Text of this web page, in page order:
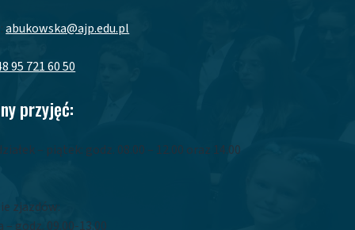
abukowska@ajp.edu.pl
95 721 60 50
przyjęć:
– piątek: godz. 08.00 – 12.00 oraz 14.00
zjazdów:
– godz. 09.00-13.00